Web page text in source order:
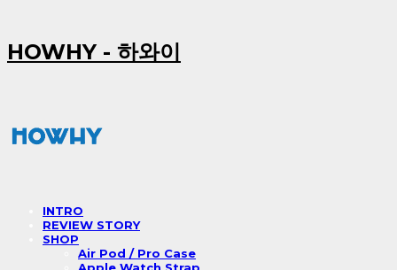
HOWHY - 하와이
INTRO
REVIEW STORY
SHOP
Air Pod / Pro Case